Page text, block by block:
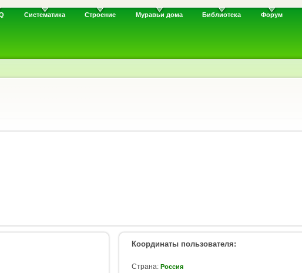
Систематика Строение Муравьи дома Библиотека Форум
Координаты пользователя:
Страна: Россия